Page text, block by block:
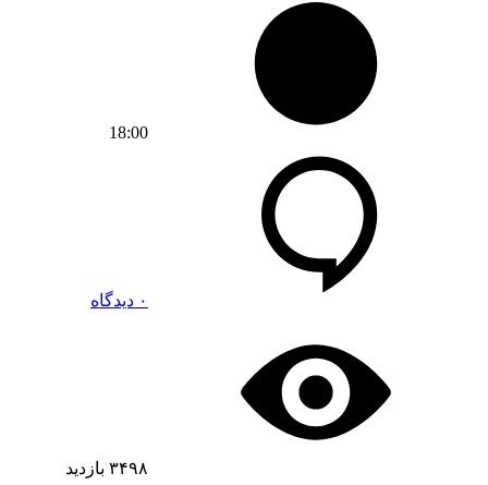
18:00
۰ دیدگاه
۳۴۹۸ بازدید